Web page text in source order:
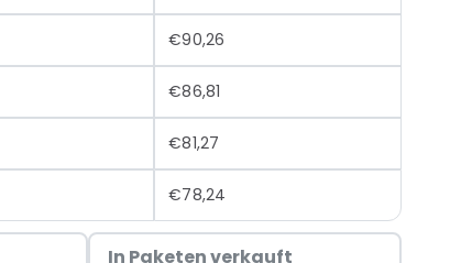
€90,26
€86,81
€81,27
€78,24
In Paketen verkauft